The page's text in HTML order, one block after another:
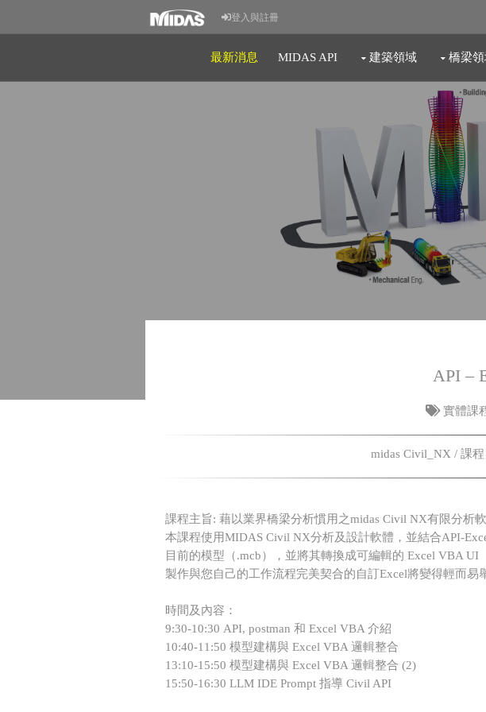
登入與註冊
最新消息 MIDAS API 建築領域 橋梁
API –
實體課
midas Civil_NX / 課
課程主旨: 藉以業界橋梁分析慣用之midas Civil NX有限分析軟
本課程使用MIDAS Civil NX分析及設計軟體，並結合API-
目前的模型（.mcb），並將其轉換成可編輯的 Excel VBA UI
製作與您自己的工作流程完美契合的自訂Excel將變得輕而易
時間及內容：
9:30-10:30 API, postman 和 Excel VBA 介紹
10:40-11:50 模型建構與 Excel VBA 邏輯整合
13:10-15:50 模型建構與 Excel VBA 邏輯整合 (2)
15:50-16:30 LLM IDE Prompt 指導 Civil API